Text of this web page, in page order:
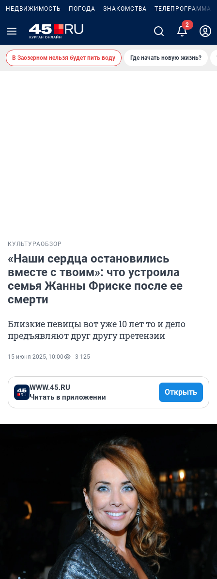
НЕДВИЖИМОСТЬ ПОГОДА ЗНАКОМСТВА ТЕЛЕПРОГРАММА
В Заозерном нельзя будет пить воду Где начать новую жизнь?
КУЛЬТУРАОБЗОР
«Наши сердца остановились
вместе с твоим»: что устроила
семья Жанны Фриске после ее
смерти
Близкие певицы вот уже 10 лет то и дело
предъявляют друг другу претензии
15 июня 2025, 10:00 3 125
WWW.45.RU
Читать в приложении
Открыть